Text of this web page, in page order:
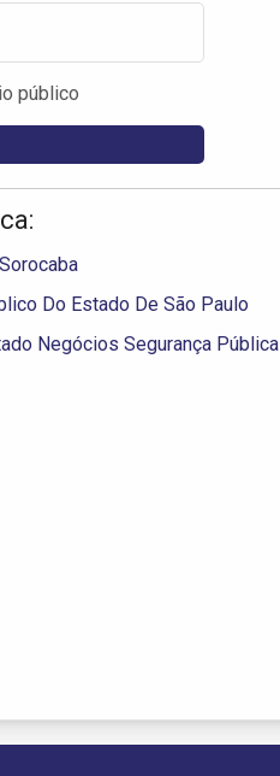
público
Do Estado De São Paulo
Negócios Segurança Pública